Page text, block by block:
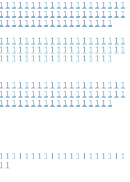
1 1 1 1 1 1 1 1 1 1 1 1 1 1 1 1 1 1 1 1
1 1 1 1 1 1 1 1 1 1 1 1 1 1 1 1 1 1 1 1
1 1 1 1 1 1 1 1 1 1 1 1 1 1 1 1 1 1
1 1 1 1 1 1 1 1 1 1 1 1 1 1 1 1 1 1 1 1
1 1 1 1 1 1 1 1 1 1 1 1 1 1 1 1 1 1 1 1
1 1 1 1 1 1 1 1 1 1 1 1 1 1 1 1 1 1
1 1 1 1 1 1 1 1 1 1 1 1 1 1 1 1 1 1 1 1
1 1 1 1 1 1 1 1 1 1 1 1 1 1 1 1 1 1 1 1
1 1 1 1 1 1 1 1 1 1 1 1 1 1 1 1 1 1
1 1 1 1 1 1 1 1 1 1 1 1 1 1 1 1 1 1 1 1
1 1